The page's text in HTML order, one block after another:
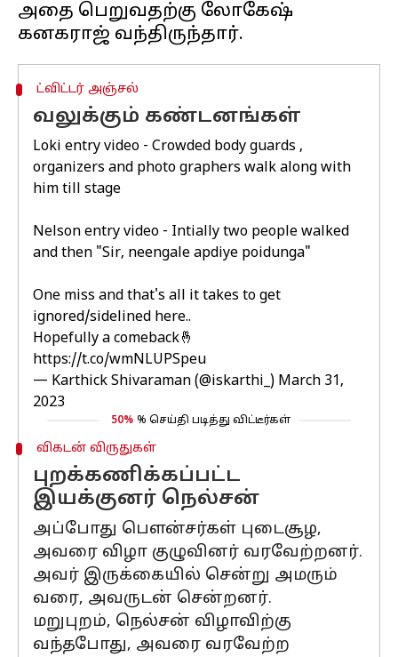
அதை பெறுவதற்கு லோகேஷ்
ட்விட்டர் அஞ்சல்
வலுக்கும் கண்டனங்கள்
Loki entry video - Crowded body guards ,
organizers and photo graphers walk along with
him till stage
Nelson entry video - Intially two people walked
and then "Sir, neengale apdiye poidunga"
One miss and that's all it takes to get
ignored/sidelined here..
Hopefully a comeback🤞
https://t.co/wmNLUPSpeu
— Karthick Shivaraman (@iskarthi_) March 31,
2023
50% % செய்தி படித்து விட்டீர்கள்
விகடன் விருதுகள்
புறக்கணிக்கப்பட்ட
இயக்குனர் நெல்சன்
அப்போது பௌன்சர்கள் புடைசூழ,
அவரை விழா குழுவினர் வரவேற்றனர்.
அவர் இருக்கையில் சென்று அமரும்
வரை, அவருடன் சென்றனர்.
மறுபுறம், நெல்சன் விழாவிற்கு
வந்தபோது, அவரை வரவேற்ற